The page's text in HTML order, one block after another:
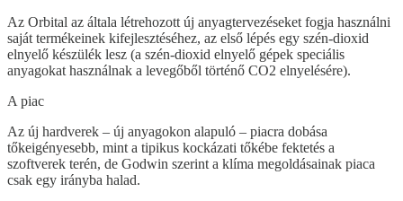
Az Orbital az általa létrehozott új anyagtervezéseket fogja használni
saját termékeinek kifejlesztéséhez, az első lépés egy szén-dioxid
elnyelő készülék lesz (a szén-dioxid elnyelő gépek speciális
anyagokat használnak a levegőből történő CO2 elnyelésére).
A piac
Az új hardverek – új anyagokon alapuló – piacra dobása
tőkeigényesebb, mint a tipikus kockázati tőkébe fektetés a
szoftverek terén, de Godwin szerint a klíma megoldásainak piaca
csak egy irányba halad.